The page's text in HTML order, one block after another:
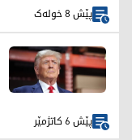
پێش 8 خولەک
پێش 6 کاتژمێر